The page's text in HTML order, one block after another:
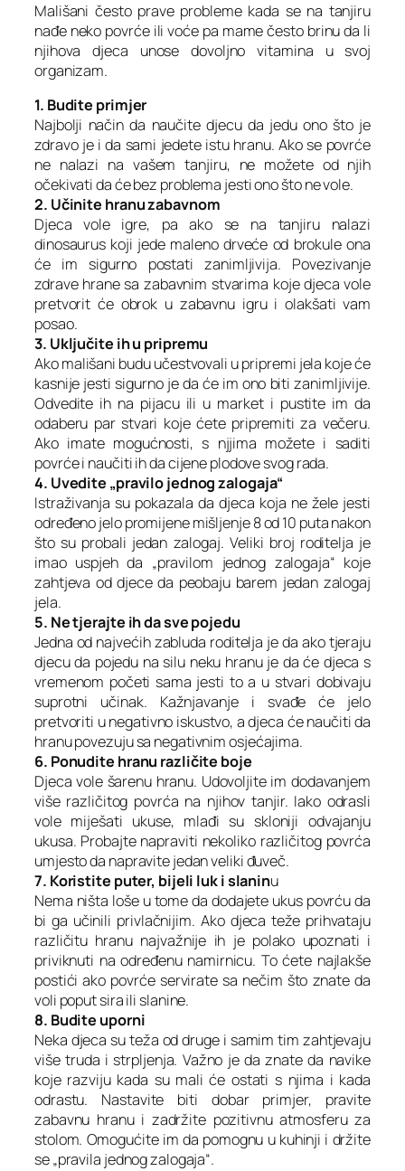
Mališani često prave probleme kada se na tanjiru
nađe neko povrće ili voće pa mame često brinu da li
njihova djeca unose dovoljno vitamina u svoj
organizam.
1. Budite primjer
Najbolji način da naučite djecu da jedu ono što je
zdravo je i da sami jedete istu hranu. Ako se povrće
ne nalazi na vašem tanjiru, ne možete od njih
očekivati da će bez problema jesti ono što ne vole.
2. Učinite hranu zabavnom
Djeca vole igre, pa ako se na tanjiru nalazi
dinosaurus koji jede maleno drveće od brokule ona
će im sigurno postati zanimljivija. Povezivanje
zdrave hrane sa zabavnim stvarima koje djeca vole
pretvorit će obrok u zabavnu igru i olakšati vam
posao.
3. Uključite ih u pripremu
Ako mališani budu učestvovali u pripremi jela koje će
kasnije jesti sigurno je da će im ono biti zanimljivije.
Odvedite ih na pijacu ili u market i pustite im da
odaberu par stvari koje ćete pripremiti za večeru.
Ako imate mogućnosti, s njjima možete i saditi
povrće i naučiti ih da cijene plodove svog rada.
4. Uvedite „pravilo jednog zalogaja“
Istraživanja su pokazala da djeca koja ne žele jesti
određeno jelo promijene mišljenje 8 od 10 puta nakon
što su probali jedan zalogaj. Veliki broj roditelja je
imao uspjeh da „pravilom jednog zalogaja“ koje
zahtjeva od djece da peobaju barem jedan zalogaj
jela.
5. Ne tjerajte ih da sve pojedu
Jedna od najvećih zabluda roditelja je da ako tjeraju
djecu da pojedu na silu neku hranu je da će djeca s
vremenom početi sama jesti to a u stvari dobivaju
suprotni učinak. Kažnjavanje i svađe će jelo
pretvoriti u negativno iskustvo, a djeca će naučiti da
hranu povezuju sa negativnim osjećajima.
6. Ponudite hranu različite boje
Djeca vole šarenu hranu. Udovoljite im dodavanjem
više različitog povrća na njihov tanjir. Iako odrasli
vole miješati ukuse, mlađi su skloniji odvajanju
ukusa. Probajte napraviti nekoliko različitog povrća
umjesto da napravite jedan veliki đuveč.
7. Koristite puter, bijeli luk i slaninu
Nema ništa loše u tome da dodajete ukus povrću da
bi ga učinili privlačnijim. Ako djeca teže prihvataju
različitu hranu najvažnije ih je polako upoznati i
priviknuti na određenu namirnicu. To ćete najlakše
postići ako povrće servirate sa nečim što znate da
voli poput sira ili slanine.
8. Budite uporni
Neka djeca su teža od druge i samim tim zahtjevaju
više truda i strpljenja. Važno je da znate da navike
koje razviju kada su mali će ostati s njima i kada
odrastu. Nastavite biti dobar primjer, pravite
zabavnu hranu i zadržite pozitivnu atmosferu za
stolom. Omogućite im da pomognu u kuhinji i držite
se „pravila jednog zalogaja“.